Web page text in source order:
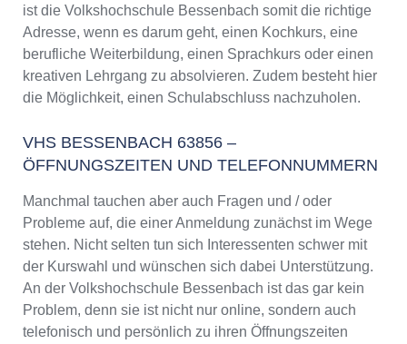
ist die Volkshochschule Bessenbach somit die richtige
Adresse, wenn es darum geht, einen Kochkurs, eine
berufliche Weiterbildung, einen Sprachkurs oder einen
kreativen Lehrgang zu absolvieren. Zudem besteht hier
die Möglichkeit, einen Schulabschluss nachzuholen.
VHS BESSENBACH 63856 –
ÖFFNUNGSZEITEN UND TELEFONNUMMERN
Manchmal tauchen aber auch Fragen und / oder
Probleme auf, die einer Anmeldung zunächst im Wege
stehen. Nicht selten tun sich Interessenten schwer mit
der Kurswahl und wünschen sich dabei Unterstützung.
An der Volkshochschule Bessenbach ist das gar kein
Problem, denn sie ist nicht nur online, sondern auch
telefonisch und persönlich zu ihren Öffnungszeiten